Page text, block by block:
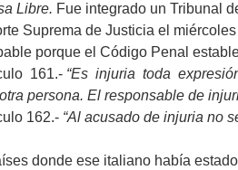
Libre. Fue integrado un Tribunal
Suprema de Justicia el
porque el Código Penal
161.- “Es injuria toda
persona. El responsable de
162.- “Al acusado de injuria no
donde ese italiano había